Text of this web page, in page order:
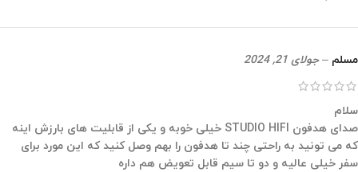
مسلم – جولای 21, 2024
سلام
صدای هدفون STUDIO HIFI خیلی خوبه و یکی از قابلیت های بارزش اینه
که می تونید به راحتی چند تا هدفون را بهم وصل کنید که این مورد برای
سفر خیلی عالیه و دو تا سیم قابل تعویض هم داره